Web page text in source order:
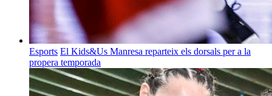
Esports El Kids&Us Manresa reparteix els dorsals per a la
propera temporada